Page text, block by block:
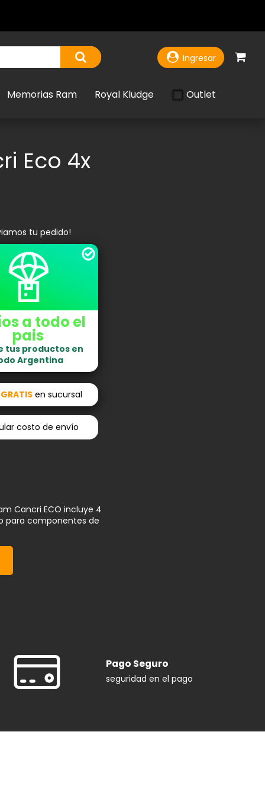
Ingresar
Memorias Ram Royal Kludge Outlet
Eco 4x
tu pedido!
a todo el
pais
tus productos en
Argentina
GRATISen sucursal
costo de envío
Cancri ECO incluye 4
para componentes de
Pago Seguro
seguridad en el pago